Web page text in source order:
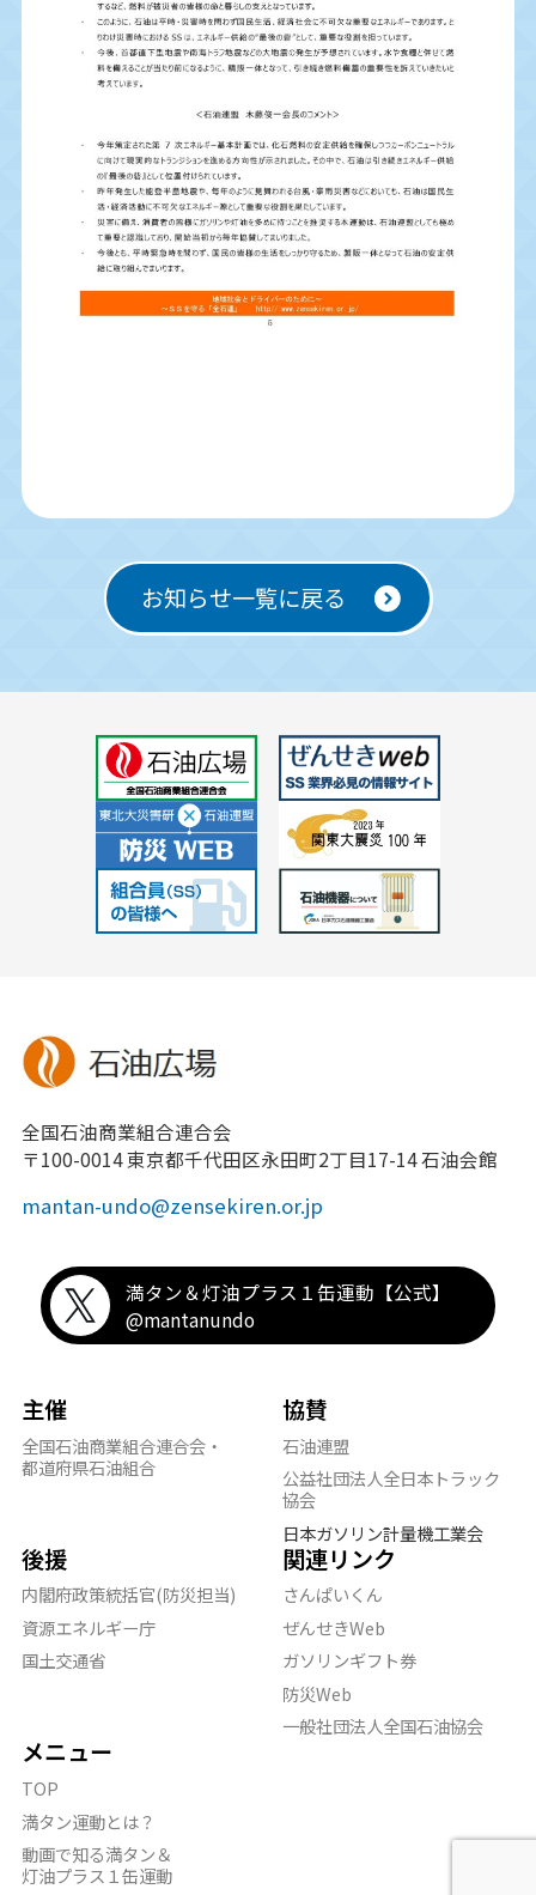
お知らせ一覧に戻る
全国石油商業組合連合会
〒100-0014 東京都千代田区永田町2丁目17-14 石油会館
mantan-undo@zensekiren.or.jp
満タン＆灯油プラス１缶運動【公式】
@mantanundo
主催
全国石油商業組合連合会・
都道府県石油組合
協賛
石油連盟
公益社団法人全日本トラック
協会
日本ガソリン計量機工業会
後援
内閣府政策統括官(防災担当)
資源エネルギー庁
国土交通省
関連リンク
さんぱいくん
ぜんせきWeb
ガソリンギフト券
防災Web
一般社団法人全国石油協会
メニュー
TOP
満タン運動とは？
動画で知る満タン＆
灯油プラス１缶運動